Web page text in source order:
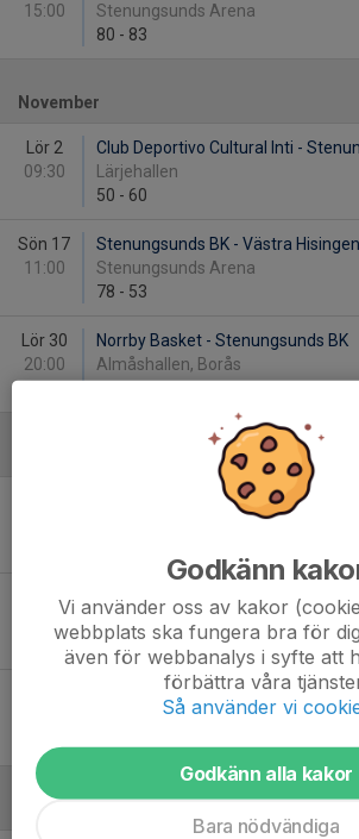
15:00
Stenungsunds Arena
80 - 83
November
Lör 2
09:30
Club Deportivo Cultural Inti -
Lärjehallen
50 - 60
Sön 17
11:00
Stenungsunds BK - Västra
Stenungsunds Arena
78 - 53
Lör 30
20:00
Norrby Basket - Stenungsunds BK
Almåshallen, Borås
SFS Göteborg Basket -
Fre 13
Stenungsunds BK - Sätila
Stenungsunds Arena
67 -52
Stenungsunds BK - Trollhättans
Stenungsunds Arena
Godkänn
Vi använder oss av kakor
webbplats ska fungera bra för
även för webbanalys i syfte att
förbättra våra
Så använder vi
Godkänn alla kakor
Bara nödvändiga